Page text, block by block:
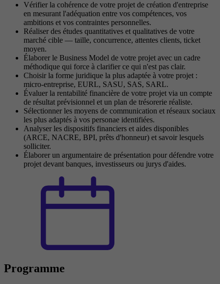
Vérifier la cohérence de votre projet de création d'entreprise
en mesurant l'adéquation entre vos compétences, vos
ambitions et vos contraintes personnelles.
Réaliser des études quantitatives et qualitatives de votre
marché cible — taille, concurrence, attentes clients, ticket
moyen.
Élaborer le Business Model de votre projet avec un cadre
méthodique qui force à clarifier ce qui n'est pas clair.
Choisir la forme juridique la plus adaptée à votre projet :
micro-entreprise, EURL, SASU, SAS, SARL.
Évaluer la rentabilité financière de votre projet via un compte
de résultat prévisionnel et un plan de trésorerie réaliste.
Sélectionner les moyens de communication et réseaux sociaux
les plus adaptés à vos personae identifiées.
Analyser les dispositifs financiers et aides disponibles
(ARCE, NACRE, BPI, prêts d'honneur) et savoir lesquels
solliciter.
Élaborer un argumentaire de présentation pour défendre votre
projet devant banques, investisseurs ou jurys d'aides.
Programme